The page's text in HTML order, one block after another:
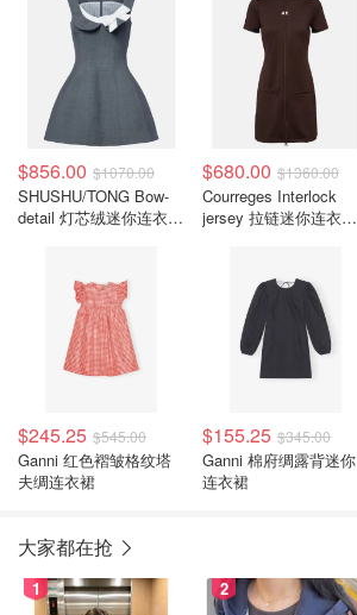
$856.00 $1070.00
SHUSHU/TONG Bow-
detail 灯芯绒迷你连衣裙
$680.00 $1360.00
Courreges Interlock
jersey 拉链迷你连衣裙
$245.25 $545.00
Ganni 红色褶皱格纹塔
夫绸连衣裙
$155.25 $345.00
Ganni 棉府绸露背迷你
连衣裙
大家都在抢
1 2